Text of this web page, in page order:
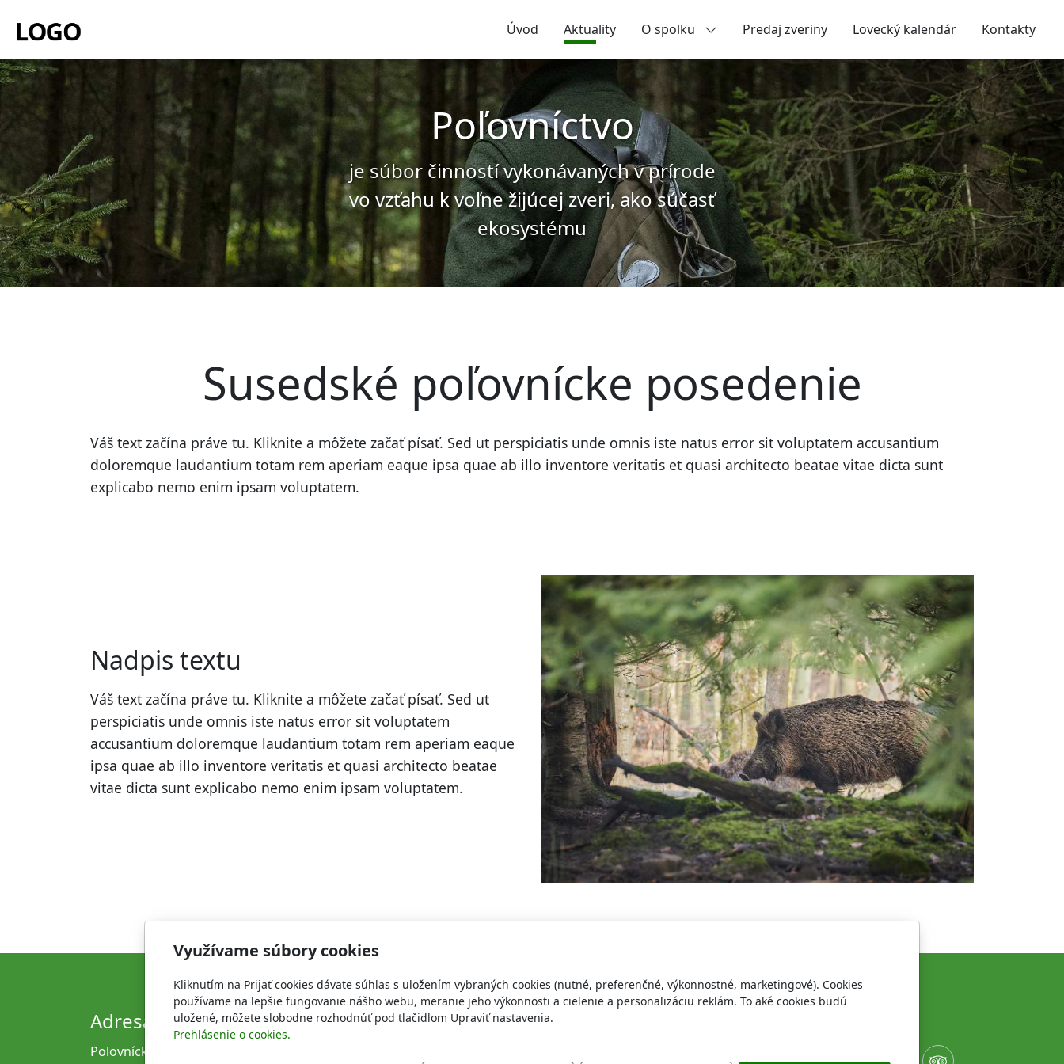
Úvod Aktuality O spolku Predaj zveriny Lovecký kalendár Kontakty
Poľovníctvo
je súbor činností vykonávaných v prírode
vo vzťahu k voľne žijúcej zveri, ako súčasť
ekosystému
Susedské poľovnícke posedenie
Váš text začína práve tu. Kliknite a môžete začať písať. Sed ut perspiciatis unde omnis iste natus error sit voluptatem accusantium
doloremque laudantium totam rem aperiam eaque ipsa quae ab illo inventore veritatis et quasi architecto beatae vitae dicta sunt
explicabo nemo enim ipsam voluptatem.
Nadpis textu
Váš text začína práve tu. Kliknite a môžete začať písať. Sed ut
perspiciatis unde omnis iste natus error sit voluptatem
accusantium doloremque laudantium totam rem aperiam eaque
ipsa quae ab illo inventore veritatis et quasi architecto beatae
vitae dicta sunt explicabo nemo enim ipsam voluptatem.
Adresa
Polovnícky spolok
Kontakt Sledujte tiež
Využívame súbory cookies
Kliknutím na Prijať cookies dávate súhlas s uložením vybraných cookies (nutné, preferenčné, výkonnostné, marketingové). Cookies
používame na lepšie fungovanie nášho webu, meranie jeho výkonnosti a cielenie a personalizáciu reklám. To aké cookies budú
uložené, môžete slobodne rozhodnúť pod tlačidlom Upraviť nastavenia.
Prehlásenie o cookies.